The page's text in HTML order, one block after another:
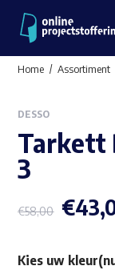
Home Assortiment
DESSO
Tarkett
3
€58,00 €
Kies uw